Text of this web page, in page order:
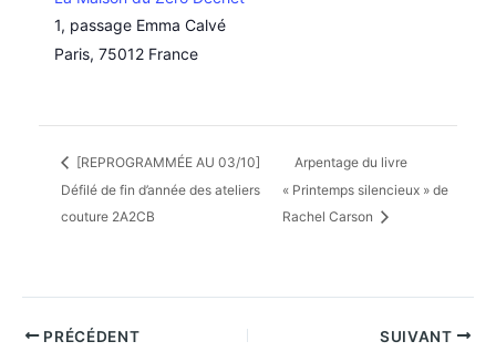
1, passage Emma Calvé
Paris, 75012 France
[REPROGRAMMÉE AU 03/10]
Défilé de fin d’année des ateliers
couture 2A2CB
Arpentage du livre
« Printemps silencieux » de
Rachel Carson
PRÉCÉDENT SUIVANT